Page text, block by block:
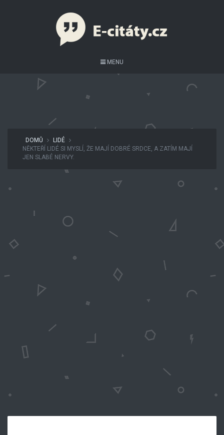
MENU
DOMŮ
LIDÉ
NĚKTEŘÍ LIDÉ SI MYSLÍ, ŽE MAJÍ DOBRÉ SRDCE, A ZATÍM MAJÍ
JEN SLABÉ NERVY.